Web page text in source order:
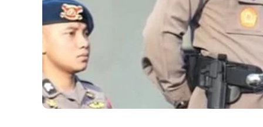
Arahan Prabowo
Kasus Affan
30 AGUSTUS 2025